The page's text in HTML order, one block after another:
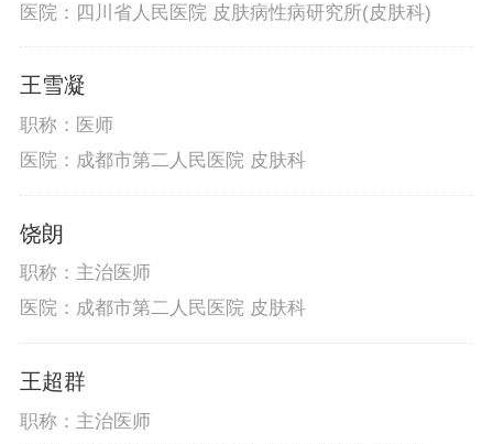
医院：四川省人民医院 皮肤病性病研究所(皮肤科)
王雪凝
职称：医师
医院：成都市第二人民医院 皮肤科
饶朗
职称：主治医师
医院：成都市第二人民医院 皮肤科
王超群
职称：主治医师